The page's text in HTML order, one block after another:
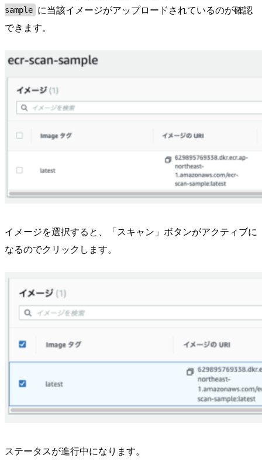
sample に当該イメージがアップロードされているのが確認
できます。
イメージを選択すると、「スキャン」ボタンがアクティブに
なるのでクリックします。
ステータスが進行中になります。